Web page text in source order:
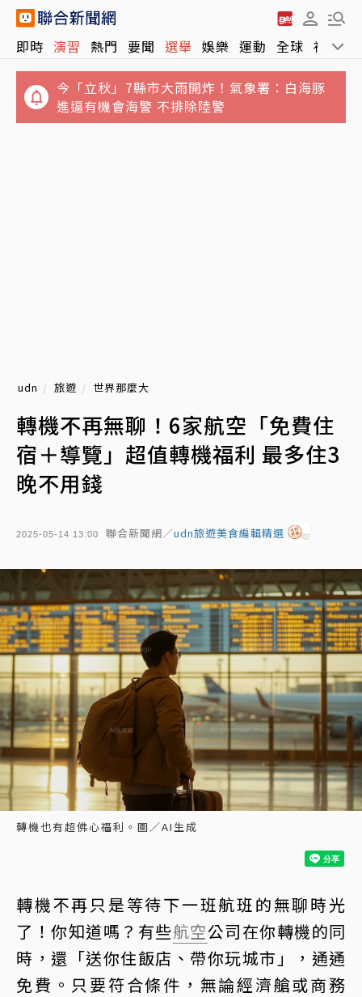
即時 演習 熱門 要聞 選舉 娛樂 運動 全球 社會
今「立秋」7縣市大雨開炸！氣象署：白海豚
進逼有機會海警 不排除陸警
udn 旅遊 世界那麼大
轉機不再無聊！6家航空「免費住
宿＋導覽」超值轉機福利 最多住3
晚不用錢
2025-05-14 13:00 聯合新聞網／udn旅遊美食編輯精選
轉機也有超佛心福利。圖／AI生成
轉機不再只是等待下一班航班的無聊時光
了！你知道嗎？有些航空公司在你轉機的同
時，還「送你住飯店、帶你玩城市」，通通
免費。只要符合條件，無論經濟艙或商務